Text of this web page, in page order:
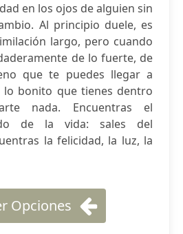
en los ojos de alguien sin
Al principio duele, es
largo, pero cuando
de lo fuerte, de
que te puedes llegar a
bonito que tienes dentro
nada. Encuentras el
de la vida: sales del
la felicidad, la luz, la
Opciones